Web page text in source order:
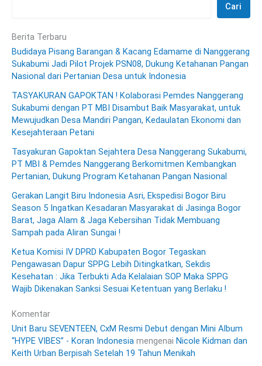
Cari
Berita Terbaru
Budidaya Pisang Barangan & Kacang Edamame di Nanggerang
Sukabumi Jadi Pilot Projek PSN08, Dukung Ketahanan Pangan
Nasional dari Pertanian Desa untuk Indonesia
TASYAKURAN GAPOKTAN ! Kolaborasi Pemdes Nanggerang
Sukabumi dengan PT MBI Disambut Baik Masyarakat, untuk
Mewujudkan Desa Mandiri Pangan, Kedaulatan Ekonomi dan
Kesejahteraan Petani
Tasyakuran Gapoktan Sejahtera Desa Nanggerang Sukabumi,
PT MBI & Pemdes Nanggerang Berkomitmen Kembangkan
Pertanian, Dukung Program Ketahanan Pangan Nasional
Gerakan Langit Biru Indonesia Asri, Ekspedisi Bogor Biru
Season 5 Ingatkan Kesadaran Masyarakat di Jasinga Bogor
Barat, Jaga Alam & Jaga Kebersihan Tidak Membuang
Sampah pada Aliran Sungai !
Ketua Komisi IV DPRD Kabupaten Bogor Tegaskan
Pengawasan Dapur SPPG Lebih Ditingkatkan, Sekdis
Kesehatan : Jika Terbukti Ada Kelalaian SOP Maka SPPG
Wajib Dikenakan Sanksi Sesuai Ketentuan yang Berlaku !
Komentar
Unit Baru SEVENTEEN, CxM Resmi Debut dengan Mini Album
“HYPE VIBES” - Koran Indonesia mengenai Nicole Kidman dan
Keith Urban Berpisah Setelah 19 Tahun Menikah